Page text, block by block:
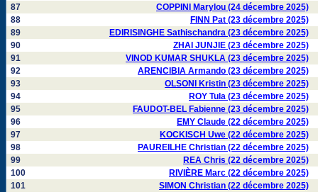
87
COPPINI Marylou (24 décembre 2025)
88
FINN Pat (23 décembre 2025)
89
EDIRISINGHE Sathischandra (23 décembre 2025)
90
ZHAI JUNJIE (23 décembre 2025)
91
VINOD KUMAR SHUKLA (23 décembre 2025)
92
ARENCIBIA Armando (23 décembre 2025)
93
OLSONI Kristin (23 décembre 2025)
94
ROY Tula (23 décembre 2025)
95
FAUDOT-BEL Fabienne (23 décembre 2025)
96
EMY Claude (22 décembre 2025)
97
KOCKISCH Uwe (22 décembre 2025)
98
PAUREILHE Christian (22 décembre 2025)
99
REA Chris (22 décembre 2025)
100
RIVIÈRE Marc (22 décembre 2025)
101
SIMON Christian (22 décembre 2025)